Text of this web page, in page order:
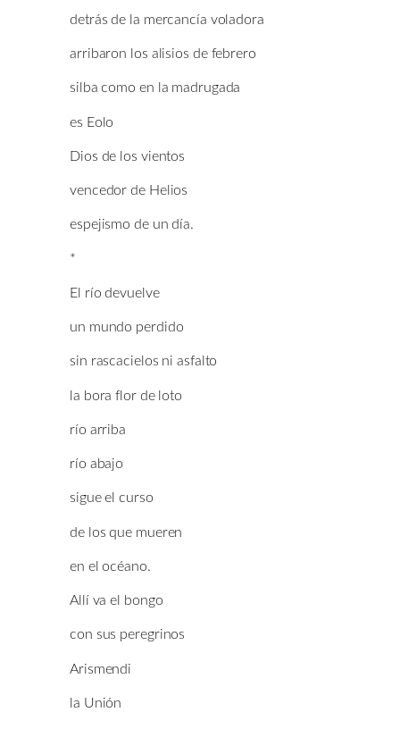
detrás de la mercancía voladora
arribaron los alisios de febrero
silba como en la madrugada
es Eolo
Dios de los vientos
vencedor de Helios
espejismo de un día.
*
El río devuelve
un mundo perdido
sin rascacielos ni asfalto
la bora flor de loto
río arriba
río abajo
sigue el curso
de los que mueren
en el océano.
Allí va el bongo
con sus peregrinos
Arismendi
la Unión